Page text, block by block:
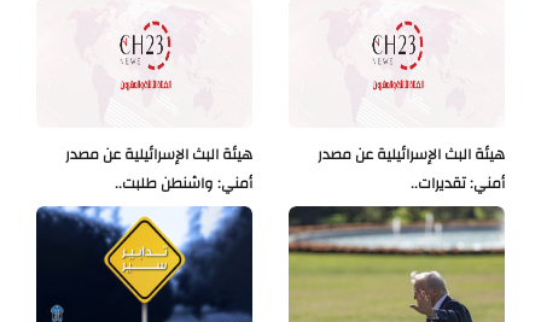
هيئة البث الإسرائيلية عن مصدر
أمني: واشنطن طلبت..
هيئة البث الإسرائيلية عن مصدر
أمني: تقديرات..